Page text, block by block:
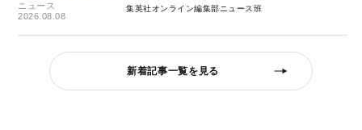
ニュース
2026.08.08
集英社オンライン編集部ニュース班
新着記事一覧を見る